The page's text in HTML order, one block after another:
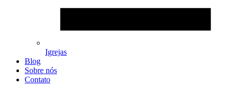
Igrejas
Blog
Sobre nós
Contato